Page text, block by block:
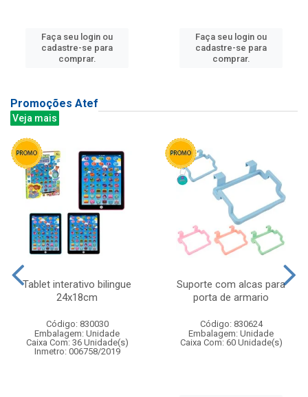
Faça seu login ou
cadastre-se para
comprar.
Faça seu login ou
cadastre-se para
comprar.
Promoções Atef
Veja mais
Tablet interativo bilingue
24x18cm
Código: 830030
Embalagem: Unidade
Caixa Com: 36 Unidade(s)
Inmetro: 006758/2019
Suporte com alcas para
porta de armario
Código: 830624
Embalagem: Unidade
Caixa Com: 60 Unidade(s)